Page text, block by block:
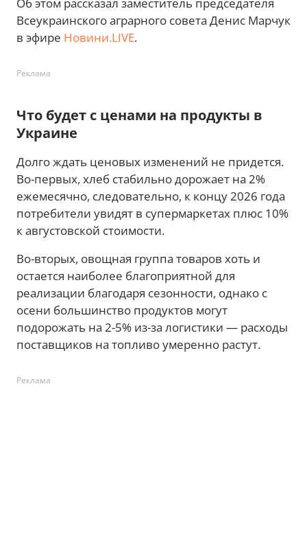
Об этом рассказал заместитель председателя
Всеукраинского аграрного совета Денис Марчук
в эфире Новини.LIVE.
Реклама
Что будет с ценами на продукты в
Украине
Долго ждать ценовых изменений не придется.
Во-первых, хлеб стабильно дорожает на 2%
ежемесячно, следовательно, к концу 2026 года
потребители увидят в супермаркетах плюс 10%
к августовской стоимости.
Во-вторых, овощная группа товаров хоть и
остается наиболее благоприятной для
реализации благодаря сезонности, однако с
осени большинство продуктов могут
подорожать на 2-5% из-за логистики — расходы
поставщиков на топливо умеренно растут.
Реклама